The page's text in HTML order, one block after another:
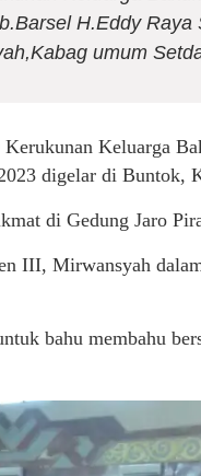
H.Eddy
umum
Keluarga
digelar di Buntok,
di Gedung Jaro
III, Mirwansyah
bahu membahu